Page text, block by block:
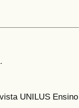
UNILUS